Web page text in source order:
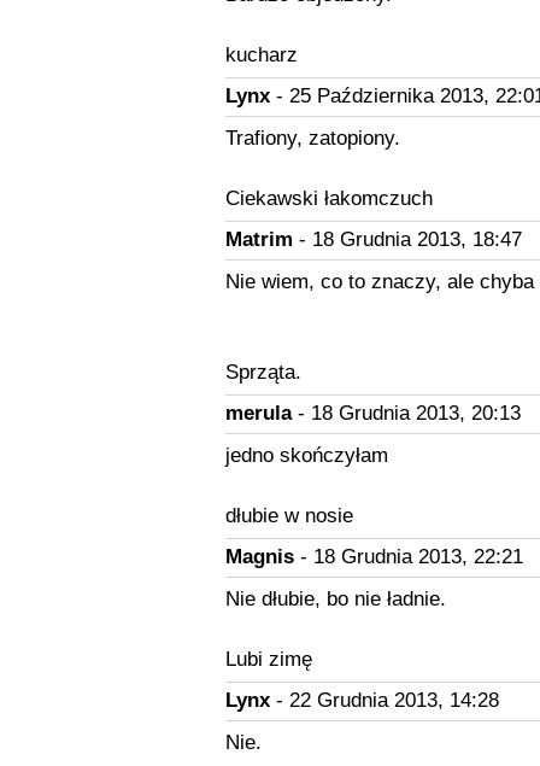
kucharz
Lynx- 25 Października 2013,
Trafiony, zatopiony.
Ciekawski łakomczuch
Matrim - 18 Grudnia 2013, 18:47
Nie wiem, co to znaczy, ale
Sprząta.
merula- 18 Grudnia 2013, 20:13
jedno skończyłam
dłubie w nosie
Magnis- 18 Grudnia 2013, 22:21
Nie dłubie, bo nie ładnie.
Lubi zimę
Lynx- 22 Grudnia 2013, 14:28
Nie.